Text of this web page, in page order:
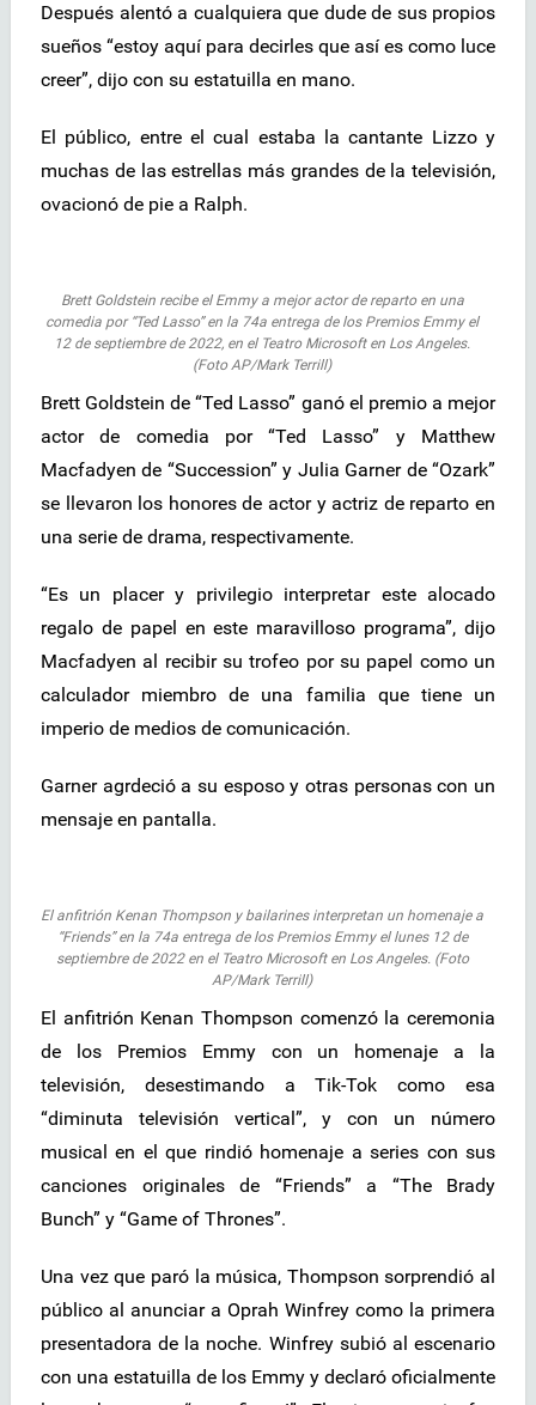
Después alentó a cualquiera que dude de sus propios
sueños “estoy aquí para decirles que así es como luce
creer”, dijo con su estatuilla en mano.
El público, entre el cual estaba la cantante Lizzo y
muchas de las estrellas más grandes de la televisión,
ovacionó de pie a Ralph.
Brett Goldstein recibe el Emmy a mejor actor de reparto en una
comedia por “Ted Lasso” en la 74a entrega de los Premios Emmy el
12 de septiembre de 2022, en el Teatro Microsoft en Los Angeles.
(Foto AP/Mark Terrill)
Brett Goldstein de “Ted Lasso” ganó el premio a mejor
actor de comedia por “Ted Lasso” y Matthew
Macfadyen de “Succession” y Julia Garner de “Ozark”
se llevaron los honores de actor y actriz de reparto en
una serie de drama, respectivamente.
“Es un placer y privilegio interpretar este alocado
regalo de papel en este maravilloso programa”, dijo
Macfadyen al recibir su trofeo por su papel como un
calculador miembro de una familia que tiene un
imperio de medios de comunicación.
Garner agrdeció a su esposo y otras personas con un
mensaje en pantalla.
El anfitrión Kenan Thompson y bailarines interpretan un homenaje a
“Friends” en la 74a entrega de los Premios Emmy el lunes 12 de
septiembre de 2022 en el Teatro Microsoft en Los Angeles. (Foto
AP/Mark Terrill)
El anfitrión Kenan Thompson comenzó la ceremonia
de los Premios Emmy con un homenaje a la
televisión, desestimando a Tik-Tok como esa
“diminuta televisión vertical”, y con un número
musical en el que rindió homenaje a series con sus
canciones originales de “Friends” a “The Brady
Bunch” y “Game of Thrones”.
Una vez que paró la música, Thompson sorprendió al
público al anunciar a Oprah Winfrey como la primera
presentadora de la noche. Winfrey subió al escenario
con una estatuilla de los Emmy y declaró oficialmente